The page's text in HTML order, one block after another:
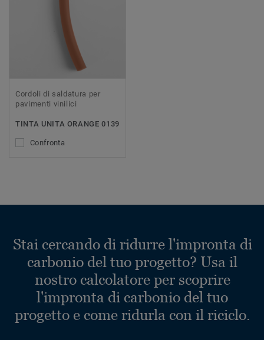
Cordoli di saldatura per
pavimenti vinilici
TINTA UNITA ORANGE 0139
Confronta
Stai cercando di ridurre l'impronta di
carbonio del tuo progetto? Usa il
nostro calcolatore per scoprire
l'impronta di carbonio del tuo
progetto e come ridurla con il riciclo.